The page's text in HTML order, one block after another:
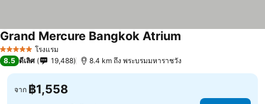
5 ดาว โรงแรม
Grand Mercure Bangkok Atrium
8.5 ดีเลิศ 19,488 8.4 km ถึง พระบรมมหาราชวัง
จาก ฿1,558